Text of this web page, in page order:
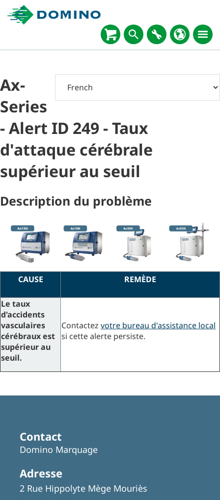
Ax-
Series
- Alert ID 249 - Taux
d'attaque cérébrale
supérieur au seuil
Description du problème
CAUSE REMÈDE
Le taux
d'accidents
vasculaires
cérébraux est
supérieur au
seuil.
Contactez votre bureau d'assistance local
si cette alerte persiste.
Contact
Domino Marquage
Adresse
2 Rue Hippolyte Mège Mouriès